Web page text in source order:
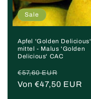
Sale
Apfel 'Golden Delicious'
mittel - Malus 'Golden
Delicious' CAC
Normaler
Preis
€57,60 EUR
Von €47,50 EUR